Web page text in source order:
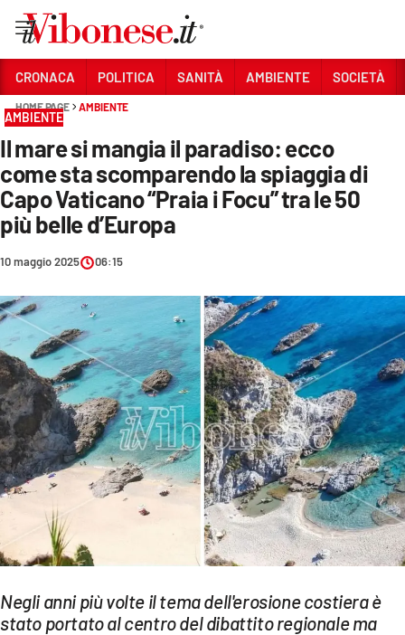
Sezioni
CRONACA
POLITICA
SANITÀ
AMBIENTE
SOCIETÀ
CULTURA
ECONOMIA E LAVORO
EVENTI
SPORT
Streaming
LAC TV
LAC ONAIR
CRONACA POLITICA SANITÀ AMBIENTE SOCIETÀ
HOME PAGE AMBIENTE
AMBIENTE
Il mare si mangia il paradiso: ecco
come sta scomparendo la spiaggia di
Capo Vaticano “Praia i Focu” tra le 50
più belle d’Europa
10 maggio 2025 06:15
Negli anni più volte il tema dell'erosione costiera è
stato portato al centro del dibattito regionale ma